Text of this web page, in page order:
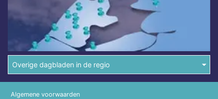
Overige dagbladen in de regio
Algemene voorwaarden